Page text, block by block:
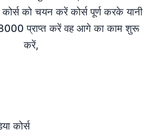
को चयन करें कोर्स पूर्ण करके यानी
प्राप्त करें वह आगे का काम शुरू
करें,
कोर्स